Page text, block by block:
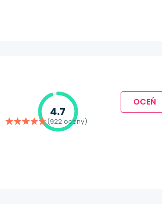
4.7
(922 oceny)
OCEŃ